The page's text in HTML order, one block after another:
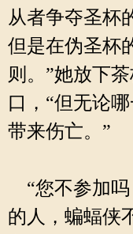
从者争夺圣杯
但是在伪圣杯
则。”她放下
口，“但无论
带来伤亡。”
“您不参加吗
的人，蝙蝠侠